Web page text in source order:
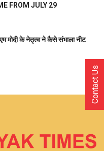
FROM JULY 29
मोदी के नेतृत्व ने कैसे संभाला नीट
Contact Us